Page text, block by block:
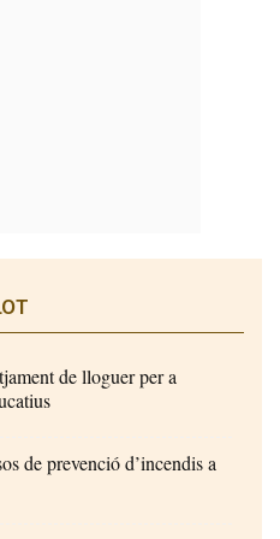
de lloguer per a
de prevenció d’incendis a